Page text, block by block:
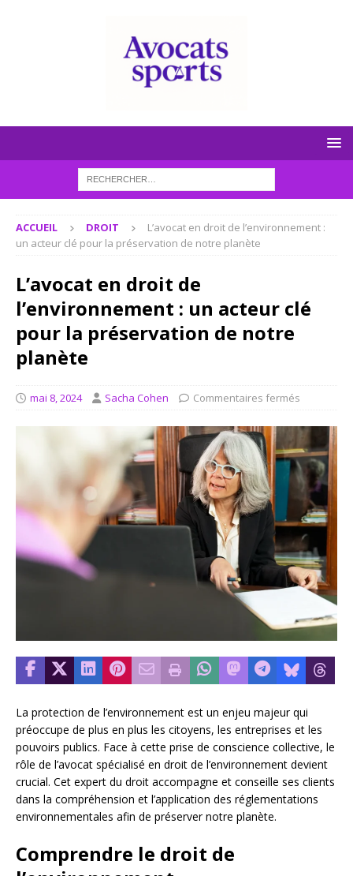
ACCUEIL DROIT
L’avocat en droit de l’environnement :
un acteur clé pour la préservation de notre planète
L’avocat en droit de
l’environnement : un acteur clé
pour la préservation de notre
planète
mai 8, 2024 Sacha Cohen Commentaires fermés
La protection de l’environnement est un enjeu majeur qui
préoccupe de plus en plus les citoyens, les entreprises et les
pouvoirs publics. Face à cette prise de conscience collective, le
rôle de l’avocat spécialisé en droit de l’environnement devient
crucial. Cet expert du droit accompagne et conseille ses clients
dans la compréhension et l’application des réglementations
environnementales afin de préserver notre planète.
Comprendre le droit de